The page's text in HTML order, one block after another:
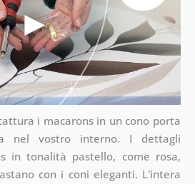
i macarons in un cono porta
nel vostro interno. I dettagli
in tonalità pastello, come rosa,
con i coni eleganti. L'intera